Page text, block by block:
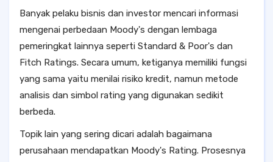
Banyak pelaku bisnis dan investor mencari informasi
mengenai perbedaan Moody's dengan lembaga
pemeringkat lainnya seperti Standard & Poor's dan
Fitch Ratings. Secara umum, ketiganya memiliki fungsi
yang sama yaitu menilai risiko kredit, namun metode
analisis dan simbol rating yang digunakan sedikit
berbeda.
Topik lain yang sering dicari adalah bagaimana
perusahaan mendapatkan Moody's Rating. Prosesnya